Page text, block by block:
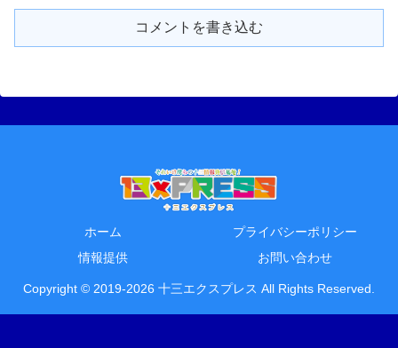
コメントを書き込む
ホーム
プライバシーポリシー
情報提供
お問い合わせ
Copyright © 2019-2026 十三エクスプレス All Rights Reserved.